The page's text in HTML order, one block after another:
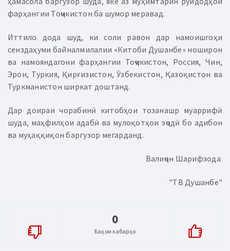
фарҳангии Тоҷикистон ба шумор меравад.
Иттило дода шуд, ки соли равон дар намоишгоҳи
сенздаҳуми байналмилалии «Китоби Душанбе» ноширон
ва намояндагони фарҳангии Тоҷикистон, Россия, Чин,
Эрон, Туркия, Қирғизистон, Ӯзбекистон, Қазоқистон ва
Туркманистон ширкат доштанд.
Дар доираи чорабинӣ китобҳои тозанашр муаррифӣ
шуда, маҳфилҳои адабӣ ва мулоқотҳои эҷодӣ бо адибон
ва муҳаққиқон баргузор мегарданд.
Валиҷон Шарифзода
"ТВ Душанбе"
0
Баҳои хабарҳо